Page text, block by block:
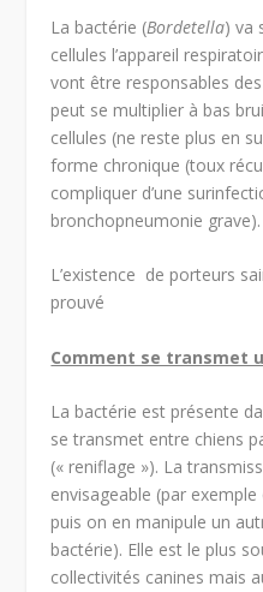
La bactérie (Bordetella) va
cellules l’appareil
vont être responsables
peut se multiplier à bas
cellules (ne reste plus en
forme chronique (toux
compliquer d’une
bronchopneumonie grave).
L’existence de porteurs
prouvé
Comment se transmet
La bactérie est présente
se transmet entre chiens
(« reniflage »). La
envisageable (par
puis on en manipule un
bactérie). Elle est le plus
collectivités canines mais